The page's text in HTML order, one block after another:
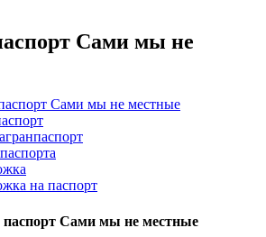
Сами мы не
Сами мы не местные